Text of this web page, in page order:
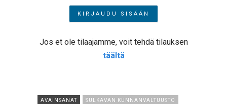
Jos et ole tilaajamme, voit tehdä tilauksen
täältä
AVAINSANAT SULKAVAN KUNNANVALTUUSTO